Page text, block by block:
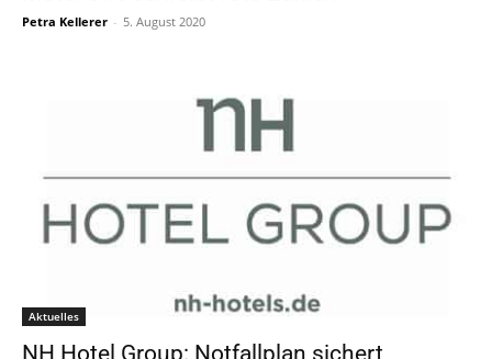
Petra Kellerer - 5. August 2020
Aktuelles
NH Hotel Group: Notfallplan sichert